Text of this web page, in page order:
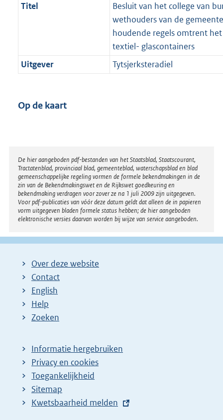
Titel
Besluit van het college van
wethouders van de
houdende regels omtrent
textiel- glascontainers
Uitgever
Tytsjerksteradiel
Op de kaart
Disclaimer
De hier aangeboden pdf-bestanden van het Staatsblad, Staatscourant,
Tractatenblad, provinciaal blad, gemeenteblad, waterschapsblad en blad
gemeenschappelijke regeling vormen de formele bekendmakingen in de
zin van de Bekendmakingswet en de Rijkswet goedkeuring en
bekendmaking verdragen voor zover ze na 1 juli 2009 zijn uitgegeven.
Voor pdf-publicaties van vóór deze datum geldt dat alleen de in papieren
vorm uitgegeven bladen formele status hebben; de hier aangeboden
elektronische versies daarvan worden bij wijze van service aangeboden.
Over deze website
Contact
English
Help
Zoeken
Informatie hergebruiken
Privacy en cookies
Toegankelijkheid
Sitemap
E
Kwetsbaarheid melden